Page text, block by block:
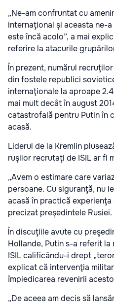
„Ne-am confruntat cu
internaţional şi aceasta ne-
este încă acolo”, a mai
referire la atacurile
În prezent, numărul
din fostele republici
internaţionale la aproape
mai mult decât în august
catastrofală pentru Putin în
acasă.
Liderul de la Kremlin
ruşilor recrutaţi de ISIL ar fi
„Avem o estimare care
persoane. Cu siguranţă, nu
acasă în practică experienţa
precizat preşedintele Rusiei.
În discuţiile avute cu
Hollande, Putin s-a referit
ISIL calificându-i drept
explicat că intervenţia
împiedicarea revenirii
„De aceea am decis să